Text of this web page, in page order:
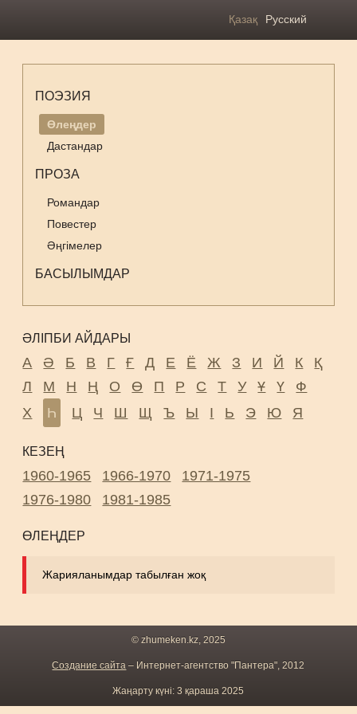
Қазақ Русский
ПОЭЗИЯ
Өлеңдер
Дастандар
ПРОЗА
Романдар
Повестер
Әңгімелер
БАСЫЛЫМДАР
ӘЛІПБИ АЙДАРЫ
А Ә Б В Г Ғ Д Е Ё Ж З И Й К
Қ
Л
М Н Ң О Ө П Р С Т У Ұ Ү
Ф
Х
Һ Ц Ч Ш Щ Ъ Ы І Ь Э Ю Я
КЕЗЕҢ
1960-1965 1966-1970
1971-1975
1976-1980
1981-1985
ӨЛЕҢДЕР
Жарияланымдар табылған жоқ
© zhumeken.kz, 2025
Создание сайта – Интернет-агентство "Пантера", 2012
Жаңарту күні: 3 қараша 2025